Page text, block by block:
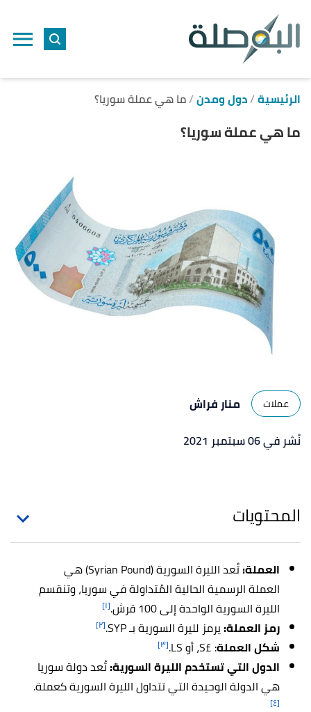
الرئيسية دول ومدن ما هي عملة سوريا؟
ما هي عملة سوريا؟
عملات
منار فراش
نُشر في 06 سبتمبر 2021
المحتويات
العملة:
تُعد الليرة السورية (Syrian Pound) هي
العملة الرسمية الحالية المُتداولة في سوريا، وتنقسم
الليرة السورية الواحدة إلى 100 قرش.
[١]
رمز العملة:يرمز لليرة السورية بـ SYP. [٢]
شكل العملة: £S، أو LS
.[٣]
الدول التي تستخدم الليرة السورية:تُعد دولة سوريا
هي الدولة الوحيدة التي تتداول الليرة السورية كعملة.
[٤]